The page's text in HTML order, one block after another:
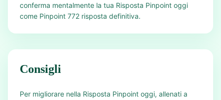
conferma mentalmente la tua Risposta Pinpoint oggi
come Pinpoint 772 risposta definitiva.
Consigli
Per migliorare nella Risposta Pinpoint oggi, allenati a